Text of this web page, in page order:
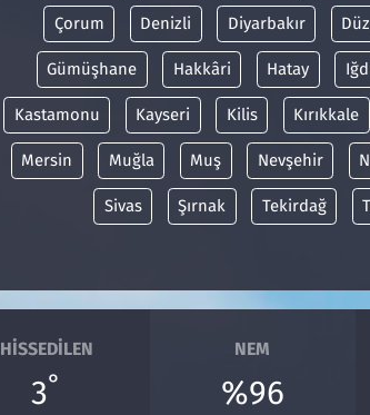
Çorum Denizli Diyarbakır
Gümüşhane Hakkâri Hatay
Kastamonu Kayseri Kilis Kırıkkale
Mersin Muğla Muş Nevşehir
Sivas Şırnak Tekirdağ
HISSEDILEN
3°
NEM
%96